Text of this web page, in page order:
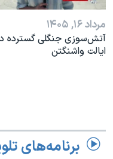
مرداد ۱۶, ۱۴۰۵
آتش‌سوزی جنگلی گسترده
ایالت واشنگتن
برنامه‌های